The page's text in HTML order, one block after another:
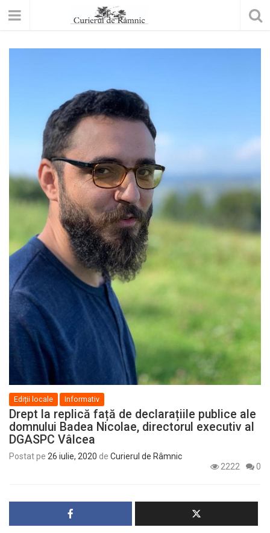
Ediții locale Informativ
Drept la replică față de declarațiile publice ale
domnului Badea Nicolae, directorul executiv al
DGASPC Vâlcea
Postat pe 26 iulie, 2020 de Curierul de Râmnic
2222
0